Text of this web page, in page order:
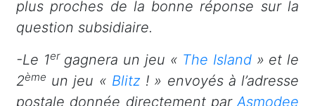
plus proches de la bonne réponse sur la
question subsidiaire.
-Le 1ergagnera un jeu « The Island » et le
2ème un jeu « Blitz ! » envoyés à l’adresse
postale donnée directement parAsmodee